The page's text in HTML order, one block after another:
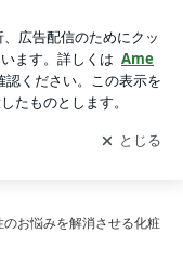
を受け取りまし
開く
のお悩みを解消させる化粧